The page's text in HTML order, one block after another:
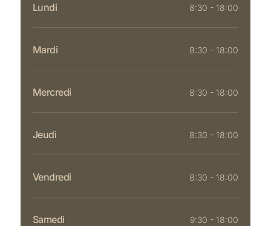
Lundi 8:30 - 18:00
Mardi 8:30 - 18:00
Mercredi 8:30 - 18:00
Jeudi 8:30 - 18:00
Vendredi 8:30 - 18:00
Samedi 9:30 - 18:00